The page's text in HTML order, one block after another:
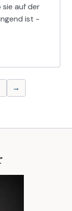
auf der
ist -
→